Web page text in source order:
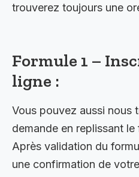
trouverez toujours une
Formule 1 –
ligne :
Vous pouvez aussi nous
demande en replissant
Après validation du
une confirmation de